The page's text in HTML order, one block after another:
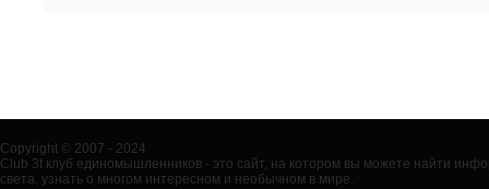
Copyright © 2007 - 2024
Club 3t клуб единомышленников - это сайт, на котором вы можете найти
света, узнать о многом интересном и необычном в мире.